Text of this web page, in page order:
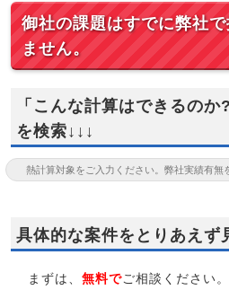
御社の課題はすでに弊社
ません。
「こんな計算はできるの
を検索↓↓↓
具体的な案件をとりあえず
まずは、 無料でご相談ください